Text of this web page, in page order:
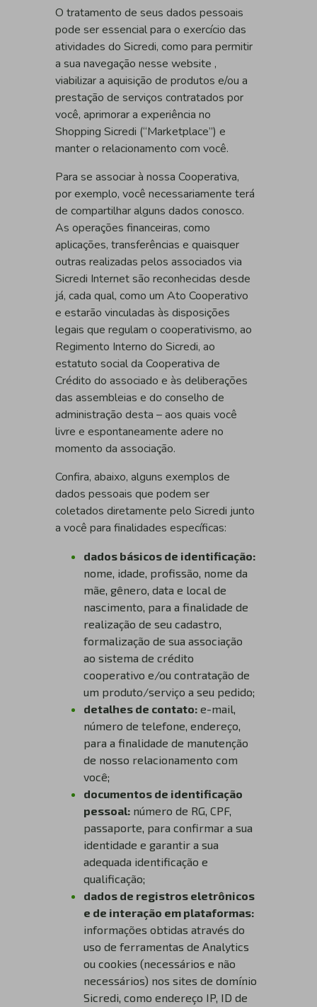
O tratamento de seus dados pessoais
pode ser essencial para o exercício das
atividades do Sicredi, como para permitir
a sua navegação nesse website ,
viabilizar a aquisição de produtos e/ou a
prestação de serviços contratados por
você, aprimorar a experiência no
Shopping Sicredi (“Marketplace”) e
manter o relacionamento com você.
Para se associar à nossa Cooperativa,
por exemplo, você necessariamente terá
de compartilhar alguns dados conosco.
As operações financeiras, como
aplicações, transferências e quaisquer
outras realizadas pelos associados via
Sicredi Internet são reconhecidas desde
já, cada qual, como um Ato Cooperativo
e estarão vinculadas às disposições
legais que regulam o cooperativismo, ao
Regimento Interno do Sicredi, ao
estatuto social da Cooperativa de
Crédito do associado e às deliberações
das assembleias e do conselho de
administração desta – aos quais você
livre e espontaneamente adere no
momento da associação.
Confira, abaixo, alguns exemplos de
dados pessoais que podem ser
coletados diretamente pelo Sicredi junto
a você para finalidades específicas:
dados básicos de identificação:
nome, idade, profissão, nome da
mãe, gênero, data e local de
nascimento, para a finalidade de
realização de seu cadastro,
formalização de sua associação
ao sistema de crédito
cooperativo e/ou contratação de
um produto/serviço a seu pedido;
detalhes de contato: e-mail,
número de telefone, endereço,
para a finalidade de manutenção
de nosso relacionamento com
você;
documentos de identificação
pessoal: número de RG, CPF,
passaporte, para confirmar a sua
identidade e garantir a sua
adequada identificação e
qualificação;
dados de registros eletrônicos
e de interação em plataformas:
informações obtidas através do
uso de ferramentas de Analytics
ou cookies (necessários e não
necessários) nos sites de domínio
Sicredi, como endereço IP, ID de